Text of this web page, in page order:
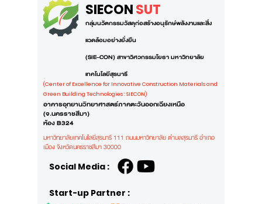
SIECONSUT
กลุ่มนวัตกรรมวัสดุก่อสร้างอนุรักษ์พลังงานและสิ่ง
แวดล้อมอย่างยั่งยืน
(SIE-CON) สาขาวิศวกรรมโยธา มหาวิทยาลัย
เทคโนโลยีสุรนารี
(Center of Excellence for Innovative Construction Materials and
Green Building Technologies : SIECON)
อาคารอุทยานวิทยาศาสตร์ภาคตะวันออกเฉียงเหนือ
(จ.นครราชสีมา)
ห้อง B324
มหาวิทยาลัยเทคโนโลยีสุรนารี 111 ถนนมหาวิทยาลัย ตำบลสุรนารี อำเภอ
เมือง จังหวัดนครราชสีมา 30000
Social Media :
Start-up Partner :